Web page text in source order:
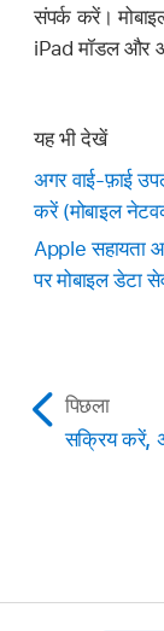
संपर्क करें।
iPad मॉडल और
यह भी देखें
अगर वाई-फ़ाई
करें (मोबाइल
Apple सहायता
पर मोबाइल डेटा
पिछला
सक्रिय करें,